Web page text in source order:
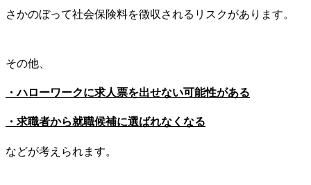
さかのぼって社会保険料を徴収されるリスクがあります。
その他、
・ハローワークに求人票を出せない可能性がある
・求職者から就職候補に選ばれなくなる
などが考えられます。